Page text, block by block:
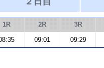
1R 2R 3R
09:01 09:29